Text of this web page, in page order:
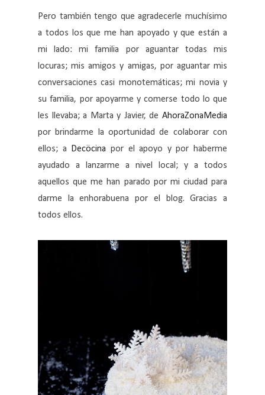
Pero también tengo que agradecerle muchísimo
a todos los que me han apoyado y que están a
mi lado: mi familia por aguantar todas mis
locuras; mis amigos y amigas, por aguantar mis
conversaciones casi monotemáticas; mi novia y
su familia, por apoyarme y comerse todo lo que
les llevaba; a Marta y Javier, de AhoraZonaMedia
por brindarme la oportunidad de colaborar con
ellos; a Decöcina por el apoyo y por haberme
ayudado a lanzarme a nivel local; y a todos
aquellos que me han parado por mi ciudad para
darme la enhorabuena por el blog. Gracias a
todos ellos.